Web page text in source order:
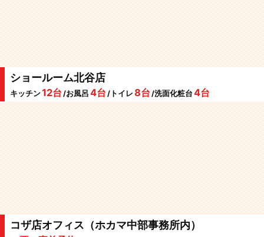
ショールーム北谷店
キッチン12台 /お風呂 4台 /トイレ 8台 /洗面化粧台 4台
コザ店オフィス（ホカマ中部事務所内）